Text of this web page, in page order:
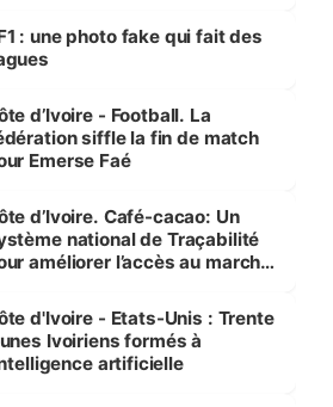
la scène internationale »
: une photo fake qui fait des
d’Ivoire - Football. La
siffle la fin de match
Emerse Faé
d’Ivoire. Café-cacao: Un
national de Traçabilité
améliorer l’accès au marché
d'Ivoire - Etats-Unis : Trente
Ivoiriens formés à
artificielle